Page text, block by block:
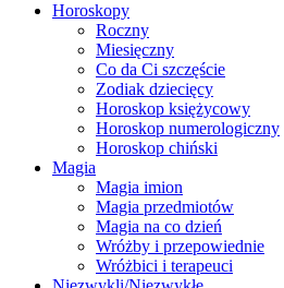
Horoskopy
Roczny
Miesięczny
Co da Ci szczęście
Zodiak dziecięcy
Horoskop księżycowy
Horoskop numerologiczny
Horoskop chiński
Magia
Magia imion
Magia przedmiotów
Magia na co dzień
Wróżby i przepowiednie
Wróżbici i terapeuci